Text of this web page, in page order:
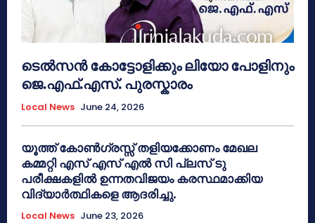
ടെൽസൻ കോട്ടോളിക്കും ലിയോ പോളിനും
ജെ.എഫ്.എസ്. പുരസ്കാരം
Local News June 24, 2026
യൂത്ത് കോൺഗ്രസ്സ് തളിയക്കോണം മേഖല
കമ്മറ്റി എസ് എസ് എൽ സി പ്ലസ് ടു
പരീക്ഷകളിൽ ഉന്നതവിജയം കരസ്ഥമാക്കിയ
വിദ്യാർത്ഥികളെ ആദരിച്ചു.
Local News June 23, 2026